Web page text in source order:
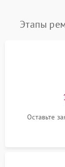
Этапы
Оставьте